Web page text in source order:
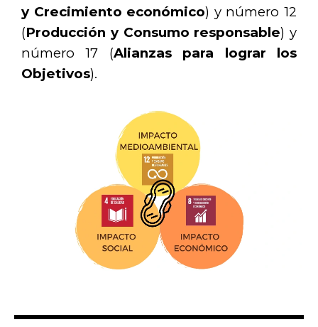
y Crecimiento económico) y número 12
(Producción y Consumo responsable) y
número 17 (Alianzas para lograr los
Objetivos).